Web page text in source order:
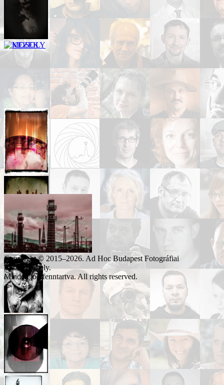
Copyright © 2015–2026. Ad Hoc Budapest Fotográfiai
Alkotóműhely.
Minden jog fenntartva. All rights reserved.